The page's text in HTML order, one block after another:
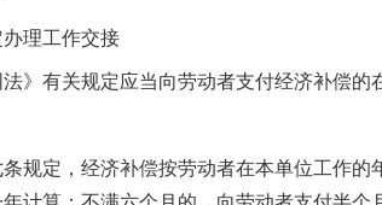
理工作交接
有关规定应当向劳动者支付经济补偿的
定，经济补偿按劳动者在本单位工作的